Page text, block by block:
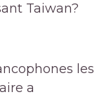
Taiwan?
les
a